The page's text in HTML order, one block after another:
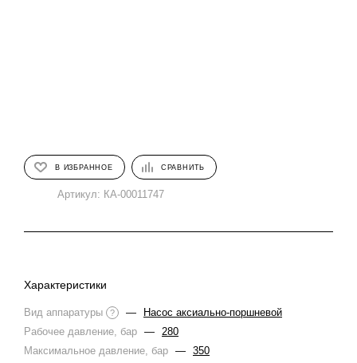
В ИЗБРАННОЕ СРАВНИТЬ
Артикул: КА-00011747
Характеристики
Вид аппаратуры ? —
Насос аксиально-поршневой
Рабочее давление, бар — 280
Максимальное давление, бар — 350